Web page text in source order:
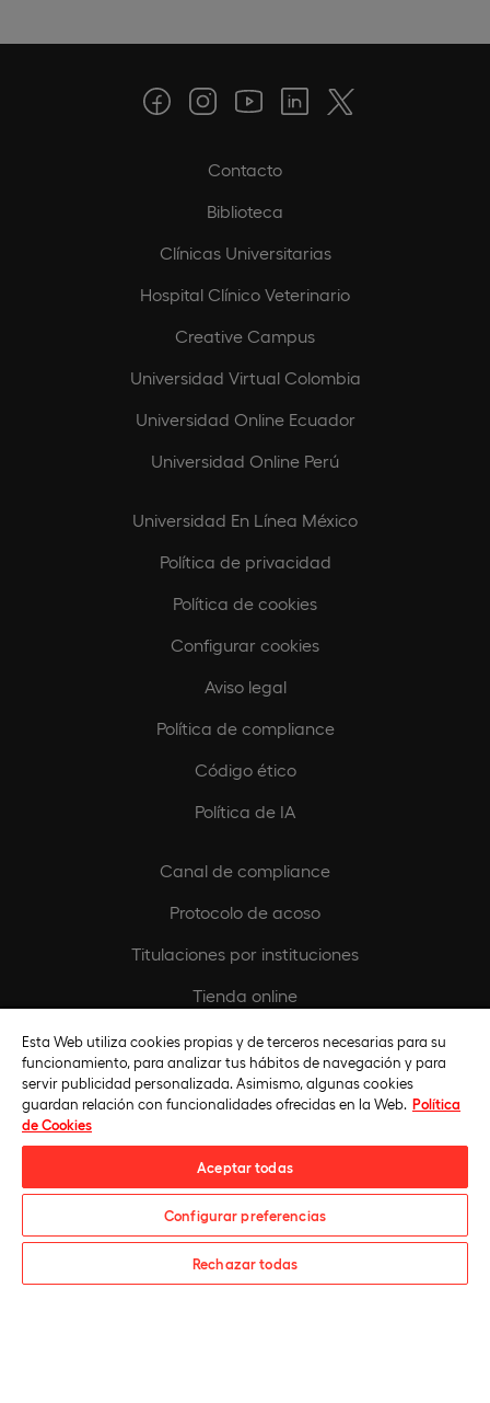
Contacto
Biblioteca
Clínicas Universitarias
Hospital Clínico Veterinario
Creative Campus
Universidad Virtual Colombia
Universidad Online Ecuador
Universidad Online Perú
Universidad En Línea México
Política de privacidad
Política de cookies
Configurar cookies
Aviso legal
Política de compliance
Código ético
Política de IA
Canal de compliance
Protocolo de acoso
Titulaciones por instituciones
Tienda online
Buscando Vocaciones
Europeamedia
Únete al equipo
Descarga el catálogo
Esta Web utiliza cookies propias y de terceros necesarias para su
funcionamiento, para analizar tus hábitos de navegación y para
servir publicidad personalizada. Asimismo, algunas cookies
guardan relación con funcionalidades ofrecidas en la Web. Política
de Cookies
Aceptar todas
Configurar preferencias
Rechazar todas